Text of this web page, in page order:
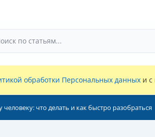
обработки Персональных данных и с
что делать и как быстро разобраться